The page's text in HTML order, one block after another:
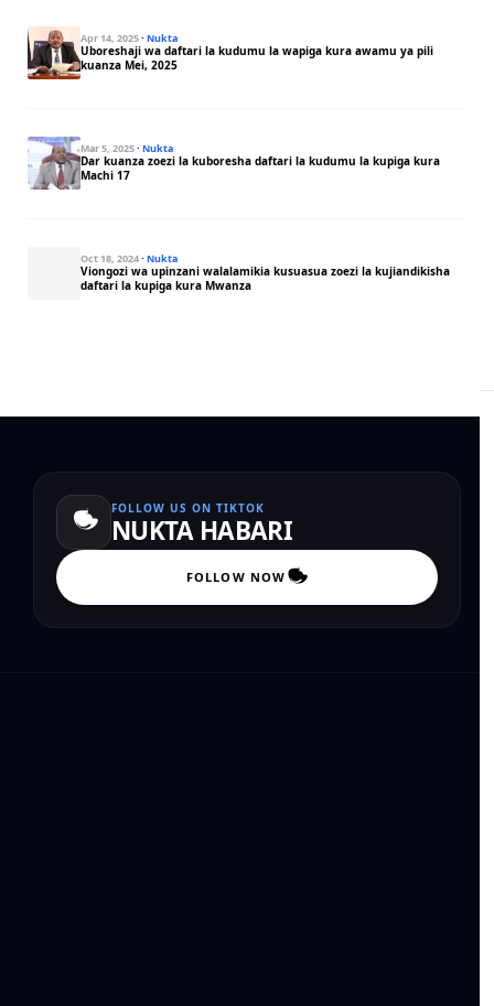
Apr 14, 2025· Nukta
Uboreshaji wa daftari la kudumu la wapiga kura awamu ya pili
kuanza Mei, 2025
Mar 5, 2025· Nukta
Dar kuanza zoezi la kuboresha daftari la kudumu la kupiga kura
Machi 17
Oct 18, 2024· Nukta
Viongozi wa upinzani walalamikia kusuasua zoezi la kujiandikisha
daftari la kupiga kura Mwanza
FOLLOW US ON TIKTOK
NUKTA HABARI
FOLLOW NOW